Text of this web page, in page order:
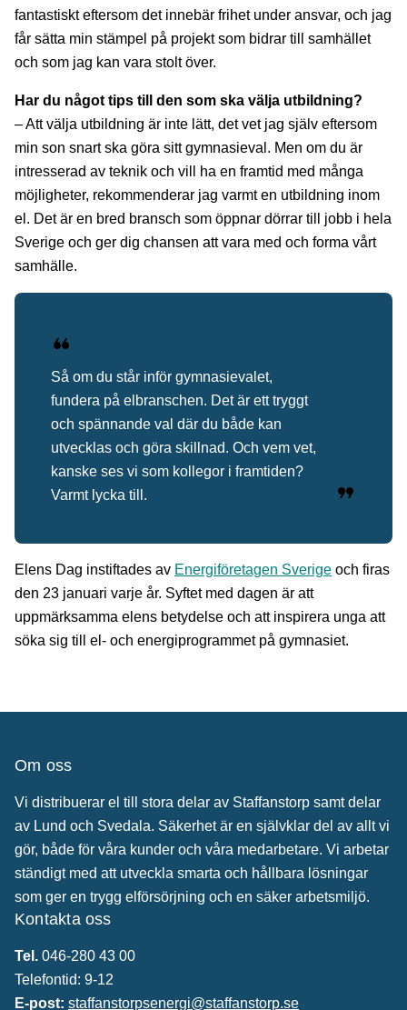
fantastiskt eftersom det innebär frihet under ansvar, och jag
får sätta min stämpel på projekt som bidrar till samhället
och som jag kan vara stolt över.
Har du något tips till den som ska välja utbildning?
– Att välja utbildning är inte lätt, det vet jag själv eftersom
min son snart ska göra sitt gymnasieval. Men om du är
intresserad av teknik och vill ha en framtid med många
möjligheter, rekommenderar jag varmt en utbildning inom
el. Det är en bred bransch som öppnar dörrar till jobb i hela
Sverige och ger dig chansen att vara med och forma vårt
samhälle.
Så om du står inför gymnasievalet,
fundera på elbranschen. Det är ett tryggt
och spännande val där du både kan
utvecklas och göra skillnad. Och vem vet,
kanske ses vi som kollegor i framtiden?
Varmt lycka till.
Elens Dag instiftades av Energiföretagen Sverige och firas
den 23 januari varje år. Syftet med dagen är att
uppmärksamma elens betydelse och att inspirera unga att
söka sig till el- och energiprogrammet på gymnasiet.
Om oss
Vi distribuerar el till stora delar av Staffanstorp samt delar
av Lund och Svedala. Säkerhet är en självklar del av allt vi
gör, både för våra kunder och våra medarbetare. Vi arbetar
ständigt med att utveckla smarta och hållbara lösningar
som ger en trygg elförsörjning och en säker arbetsmiljö.
Kontakta oss
Tel. 046-280 43 00
Telefontid: 9-12
E-post: staffanstorpsenergi@staffanstorp.se